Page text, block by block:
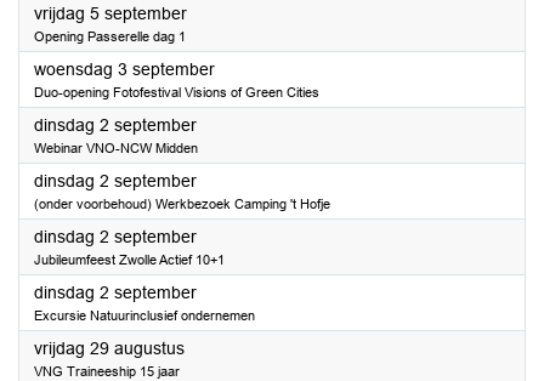
vrijdag 5 september2025
Opening Passerelle dag 1
woensdag 3 september2025
Duo-opening Fotofestival Visions of Green Cities
dinsdag 2 september2025
Webinar VNO-NCW Midden
dinsdag 2 september2025
(onder voorbehoud) Werkbezoek Camping 't Hofje
dinsdag 2 september2025
Jubileumfeest Zwolle Actief 10+1
dinsdag 2 september2025
Excursie Natuurinclusief ondernemen
vrijdag 29 augustus2025
VNG Traineeship 15 jaar